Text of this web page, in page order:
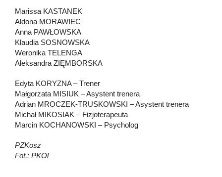
Marissa KASTANEK
Aldona MORAWIEC
Anna PAWŁOWSKA
Klaudia SOSNOWSKA
Weronika TELENGA
Aleksandra ZIĘMBORSKA
Edyta KORYZNA – Trener
Małgorzata MISIUK – Asystent trenera
Adrian MROCZEK-TRUSKOWSKI – Asystent trenera
Michał MIKOSIAK – Fizjoterapeuta
Marcin KOCHANOWSKI – Psycholog
PZKosz
Fot.: PKOl